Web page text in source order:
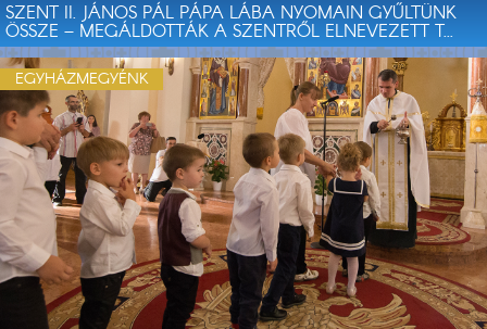
SZENT II. JÁNOS PÁL PÁPA LÁBA NYOMAIN GYŰLTÜNK
ÖSSZE – MEGÁLDOTTÁK A SZENTRŐL ELNEVEZETT T...
EGYHÁZMEGYÉNK